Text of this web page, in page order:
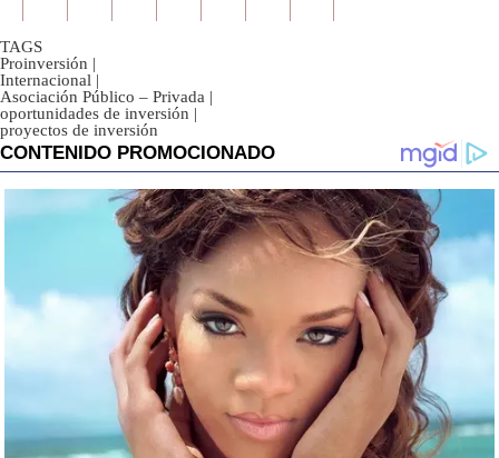
TAGS
Proinversión |
Internacional |
Asociación Público – Privada |
oportunidades de inversión |
proyectos de inversión